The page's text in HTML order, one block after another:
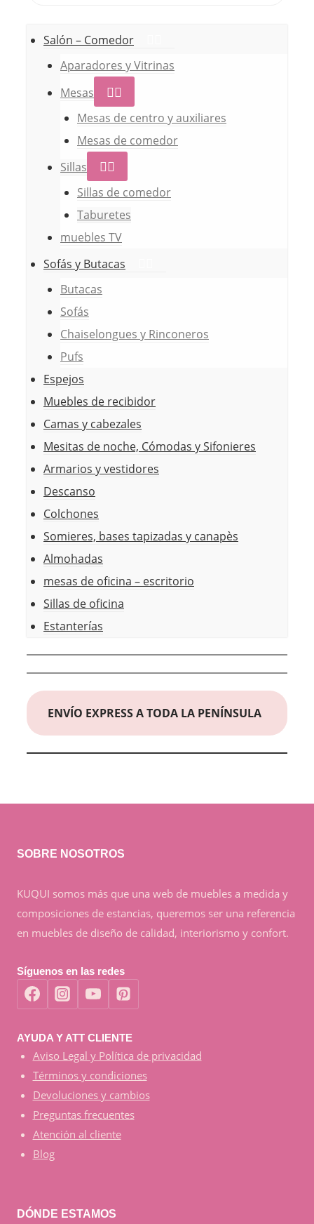
opciones
página
Salón – Comedor
Aparadores y Vitrinas
Mesas
Mesas de centro y auxiliares
Mesas de comedor
Sillas
Sillas de comedor
Taburetes
muebles TV
Sofás y Butacas
Butacas
Sofás
Chaiselongues y Rinconeros
Pufs
Espejos
Muebles de recibidor
Camas y cabezales
Mesitas de noche, Cómodas y Sifonieres
Armarios y vestidores
Descanso
Colchones
Somieres, bases tapizadas y canapès
Almohadas
mesas de oficina – escritorio
Sillas de oficina
Estanterías
ENVÍO EXPRESS A TODA LA PENÍNSULA
SOBRE NOSOTROS
KUQUI somos más que una web de muebles a medida y
composiciones de estancias, queremos ser una referencia
en muebles de diseño de calidad, interiorismo y confort.
Síguenos en las redes
AYUDA Y ATT CLIENTE
Aviso Legal y Política de privacidad
Términos y condiciones
Devoluciones y cambios
Preguntas frecuentes
Atención al cliente
Blog
DÓNDE ESTAMOS